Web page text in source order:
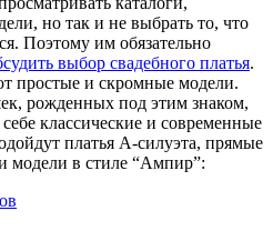
но так и не выбрать то, что
Поэтому им обязательно
выбор свадебного платья.
простые и скромные модели.
рожденных под этим знаком,
классические и современные
платья А-силуэта, прямые
модели в стиле “Ампир”: